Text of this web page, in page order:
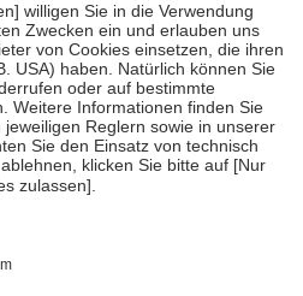
zum vollendeten 18. Lebensjahr
und Früherkennung, die von der
es sich um echte Bewertungen